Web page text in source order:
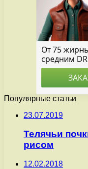
Популярные статьи
23.07.2019
Телячьи
рисом
12.02.2018